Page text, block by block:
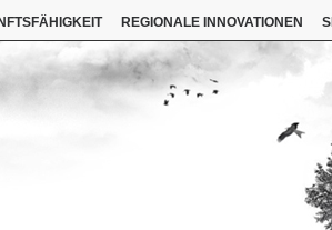
REGIONALE INNOVATIONEN